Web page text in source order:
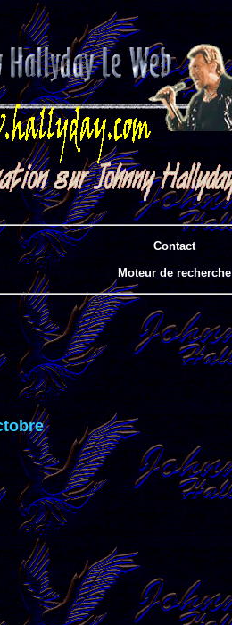
Contact
Moteur de recherche